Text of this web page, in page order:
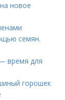
новое
семян.
время для
горошек